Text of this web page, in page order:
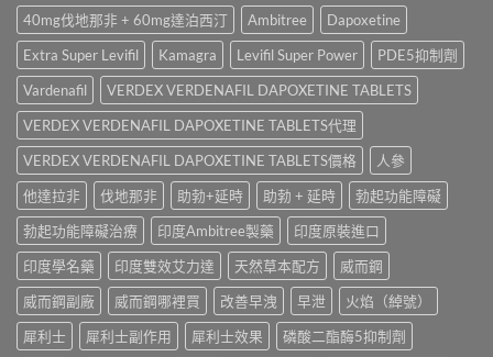
渠
道、
價
錢
與
真
假
辨
別
指
南〉
中
威
壯
名
藥
真
實
效
果、
正
確
用
法
與
香
港
購
買
指
款
最
好
用？
享
久
3
代
與
Climax
印
度
神
油
實
測
比
較〉
40mg伐地那非 + 60mg達泊西汀 Ambitree
Dapoxetine
Extra Super Levifil
Kamagra Levifil Super Power
PDE5抑制劑
Vardenafil
VERDEX VERDENAFIL DAPOXETINE TABLETS
VERDEX VERDENAFIL DAPOXETINE TABLETS代理
VERDEX VERDENAFIL DAPOXETINE TABLETS價格
人參
他達拉非
伐地那非 助勃+延時 助勃 + 延時
勃起功能障礙
勃起功能障礙治療
印度Ambitree製藥
印度原裝進口
印度學名藥
印度雙效艾力達 天然草本配方
威而鋼
威而鋼副廠
威而鋼哪裡買 改善早洩 早泄
火焰（綽號）
犀利士
犀利士副作用 犀利士效果
磷酸二酯酶5抑制劑